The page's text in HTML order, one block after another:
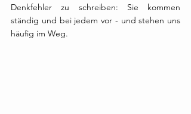
Denkfehler zu schreiben: Sie kommen
ständig und bei jedem vor - und stehen uns
häufig im Weg.